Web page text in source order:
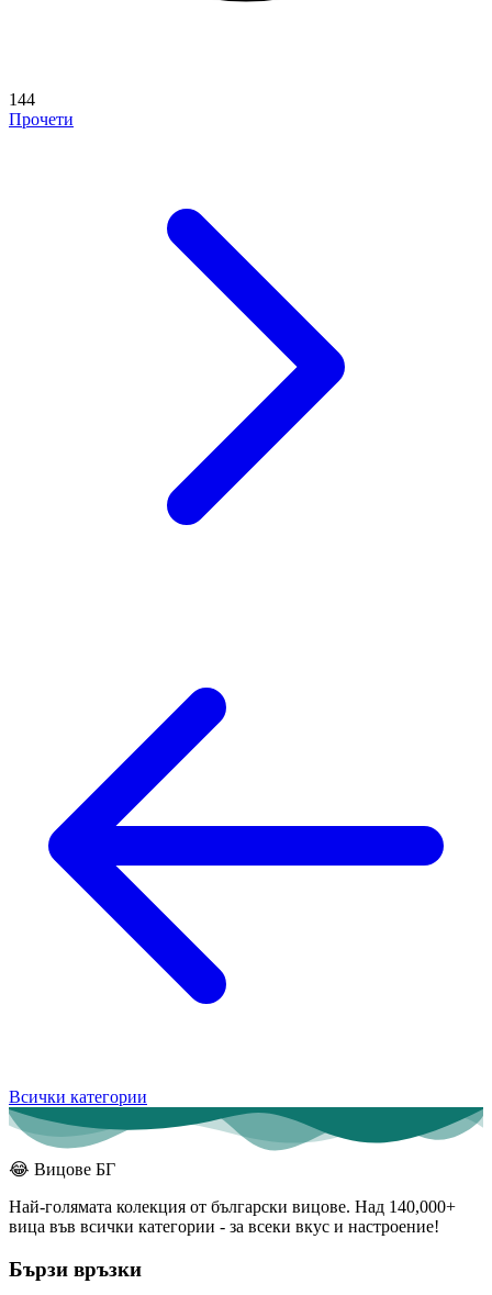
144
Прочети
Всички категории
😂 Вицове БГ
Най-голямата колекция от български вицове. Над 140,000+
вица във всички категории - за всеки вкус и настроение!
Бързи връзки